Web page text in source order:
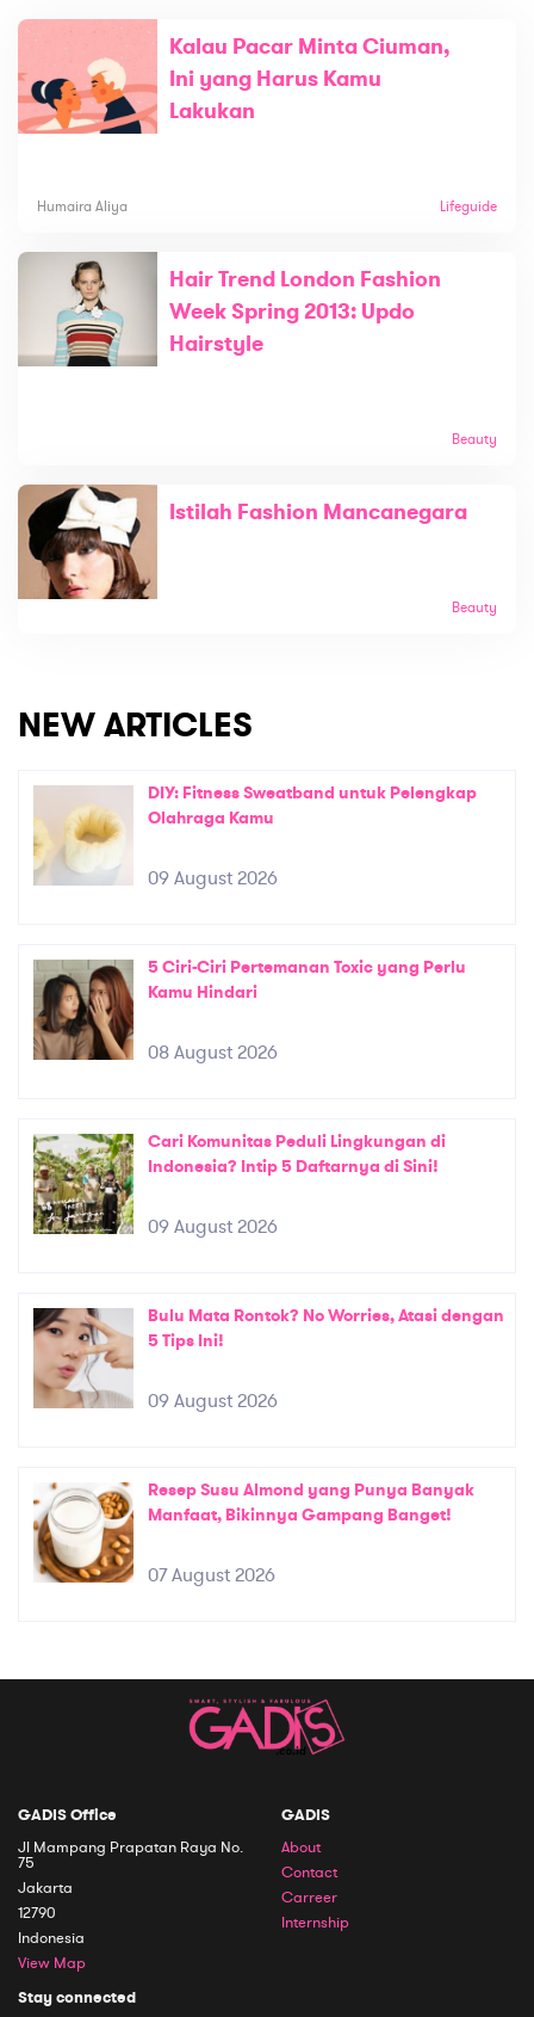
Kalau Pacar Minta Ciuman,
Ini yang Harus Kamu
Lakukan
Humaira Aliya Lifeguide
Hair Trend London Fashion
Week Spring 2013: Updo
Hairstyle
Beauty
Istilah Fashion Mancanegara
Beauty
NEW ARTICLES
DIY: Fitness Sweatband untuk Pelengkap
Olahraga Kamu
09 August 2026
5 Ciri-Ciri Pertemanan Toxic yang Perlu
Kamu Hindari
08 August 2026
Cari Komunitas Peduli Lingkungan di
Indonesia? Intip 5 Daftarnya di Sini!
09 August 2026
Bulu Mata Rontok? No Worries, Atasi dengan
5 Tips Ini!
09 August 2026
Resep Susu Almond yang Punya Banyak
Manfaat, Bikinnya Gampang Banget!
07 August 2026
GADIS Office
Jl Mampang Prapatan Raya No.
75
Jakarta
12790
Indonesia
View Map
GADIS
About
Contact
Carreer
Internship
Stay connected